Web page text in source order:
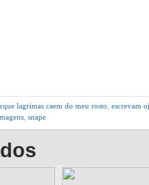
lagrimas caem do meu rosto escrevam
snape